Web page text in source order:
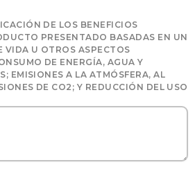
DE LOS BENEFICIOS
PRESENTADO BASADAS EN UN
VIDA U OTROS ASPECTOS
DE ENERGÍA, AGUA Y
EMISIONES A LA ATMÓSFERA, AL
DE CO2; Y REDUCCIÓN DEL USO